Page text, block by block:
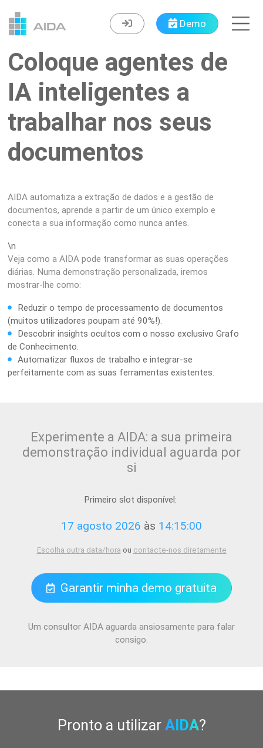
Demo
Coloque agentes de
IA inteligentes a
trabalhar nos seus
documentos
AIDA automatiza a extração de dados e a gestão de
documentos, aprende a partir de um único exemplo e
conecta a sua informação como nunca antes.
\n
Veja como a AIDA pode transformar as suas operações
diárias. Numa demonstração personalizada, iremos
mostrar-lhe como:
Reduzir o tempo de processamento de documentos
(muitos utilizadores poupam até 90%!).
Descobrir insights ocultos com o nosso exclusivo Grafo
de Conhecimento.
Automatizar fluxos de trabalho e integrar-se
perfeitamente com as suas ferramentas existentes.
Experimente a AIDA: a sua primeira
demonstração individual aguarda por
si
Primeiro slot disponível:
17 agosto 2026 às 14:15:00
Escolha outra data/hora ou contacte-nos diretamente
Garantir minha demo gratuita
Um consultor AIDA aguarda ansiosamente para falar
consigo.
Pronto a utilizar AIDA?